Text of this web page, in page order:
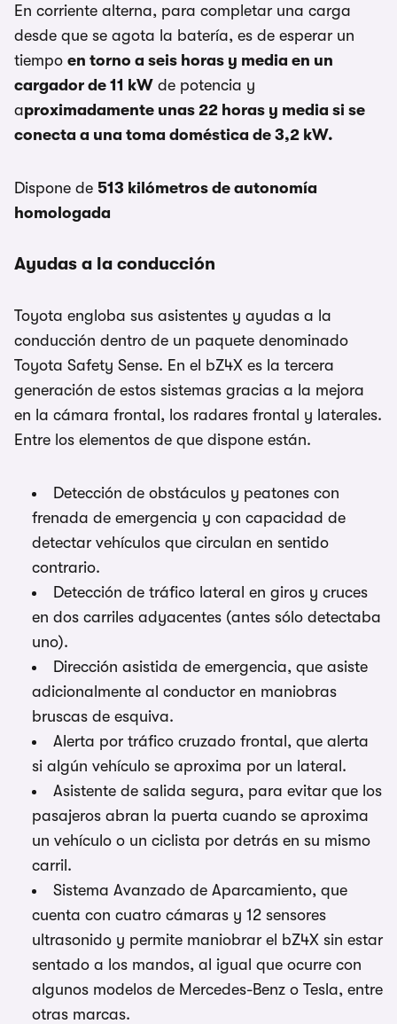
En corriente alterna, para completar una carga
desde que se agota la batería, es de esperar un
tiempo en torno a seis horas y media en un
cargador de 11 kW de potencia y
aproximadamente unas 22 horas y media si se
conecta a una toma doméstica de 3,2 kW.
Dispone de 513 kilómetros de autonomía
homologada
Ayudas a la conducción
Toyota engloba sus asistentes y ayudas a la
conducción dentro de un paquete denominado
Toyota Safety Sense. En el bZ4X es la tercera
generación de estos sistemas gracias a la mejora
en la cámara frontal, los radares frontal y laterales.
Entre los elementos de que dispone están.
Detección de obstáculos y peatones con
frenada de emergencia y con capacidad de
detectar vehículos que circulan en sentido
contrario.
Detección de tráfico lateral en giros y cruces
en dos carriles adyacentes (antes sólo detectaba
uno).
Dirección asistida de emergencia, que asiste
adicionalmente al conductor en maniobras
bruscas de esquiva.
Alerta por tráfico cruzado frontal, que alerta
si algún vehículo se aproxima por un lateral.
Asistente de salida segura, para evitar que los
pasajeros abran la puerta cuando se aproxima
un vehículo o un ciclista por detrás en su mismo
carril.
Sistema Avanzado de Aparcamiento, que
cuenta con cuatro cámaras y 12 sensores
ultrasonido y permite maniobrar el bZ4X sin estar
sentado a los mandos, al igual que ocurre con
algunos modelos de Mercedes-Benz o Tesla, entre
otras marcas.